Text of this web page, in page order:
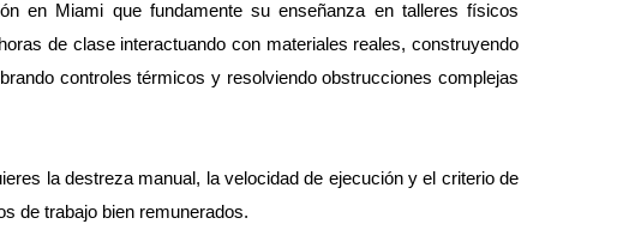
en Miami que fundamente su enseñanza en talleres físicos
de clase interactuando con materiales reales, construyendo
controles térmicos y resolviendo obstrucciones complejas
la destreza manual, la velocidad de ejecución y el criterio de
de trabajo bien remunerados.